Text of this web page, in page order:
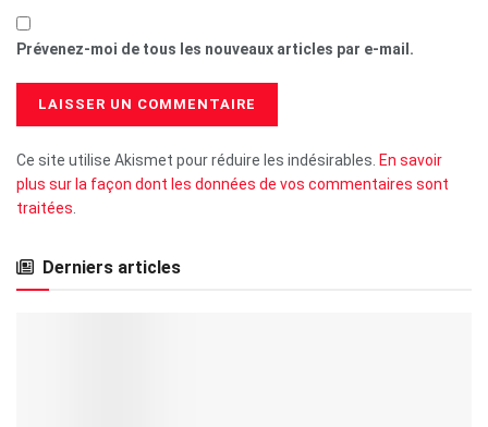
Prévenez-moi de tous les nouveaux articles par e-mail.
Ce site utilise Akismet pour réduire les indésirables. En savoir
plus sur la façon dont les données de vos commentaires sont
traitées.
Derniers articles